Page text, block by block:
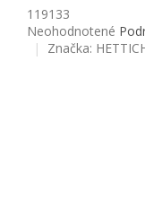
119133
Priemerné
Neohodnotené
Značka: